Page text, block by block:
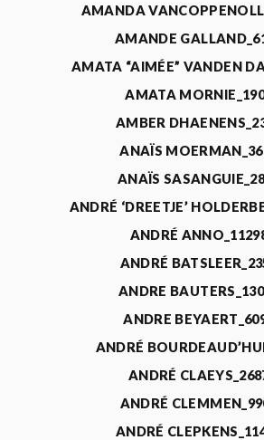
AMANDA
AMANDE
AMATA “AIMÉE” VANDEN
AMATA
AMBER
ANAÏS
ANAÏS
ANDRÉ ‘DREETJE’
ANDRÉ
ANDRÉ
ANDRE
ANDRE
ANDRÉ
ANDRÉ
ANDRÉ
ANDRÉ